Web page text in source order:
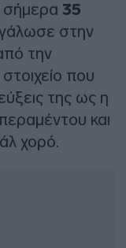
σήμερα 35
στην
την
στοιχείο που
της ως η
και
χορό.